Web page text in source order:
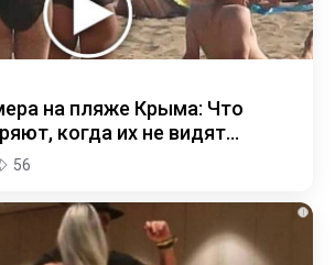
на пляже Крыма: Что
когда их не видят...
56
i